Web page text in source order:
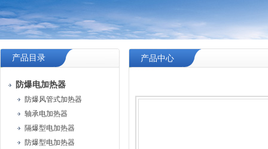
产品目录
防爆电加热器
防爆风管式加热器
轴承电加热器
隔爆型电加热器
防爆型电加热器
产品中心